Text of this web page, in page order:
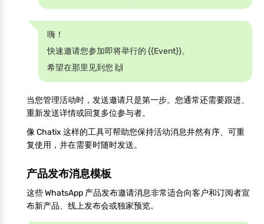
嗨！
快速邀请您参加即将举行的 {{Event}}。
希望在那里见到您 🙌
当您管理活动时，发送邀请只是第一步。您通常还需要跟进、
重新发送详情或回复多位参与者。
像 Chatix 这样的工具可帮助您保持活动消息井然有序、可重
复使用，并在需要时随时发送。
产品发布消息模板
这些 WhatsApp 产品发布邀请消息非常适合向客户和订阅者宣
布新产品、线上发布会或独家预览。